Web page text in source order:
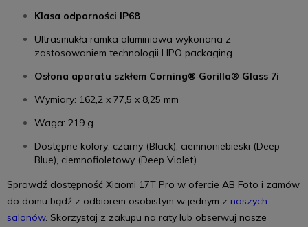
Klasa odporności IP68
Ultrasmukła ramka aluminiowa wykonana z
zastosowaniem technologii LIPO packaging
Osłona aparatu szkłem Corning® Gorilla® Glass 7i
Wymiary: 162,2 x 77,5 x 8,25 mm
Waga: 219 g
Dostępne kolory: czarny (Black), ciemnoniebieski (Deep
Blue), ciemnofioletowy (Deep Violet)
Sprawdź dostępność Xiaomi 17T Pro w ofercie AB Foto i zamów
do domu bądź z odbiorem osobistym w jednym z naszych
salonów. Skorzystaj z zakupu na raty lub obserwuj nasze